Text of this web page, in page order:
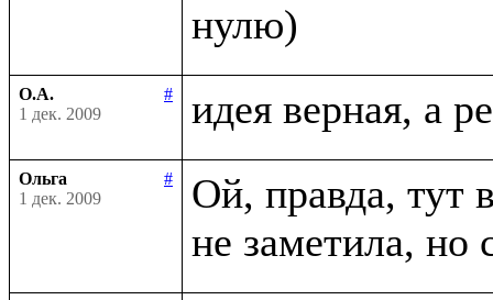
О.А.
#
1 дек. 2009
Ольга
#
1 дек. 2009
Ой, правда, тут